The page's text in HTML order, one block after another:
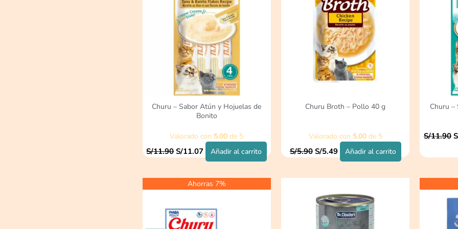
Churu – Sabor Atún y Hojuelas de
Bonito
Valorado con 5.00 de 5
S/11.90 S/11.07 Añadir al carrito
Churu Broth – Pollo 40 g
Valorado con 5.00de 5
S/5.90 S/5.49 Añadir al carrito
Churu –
S/11.90
Ahorras 7%